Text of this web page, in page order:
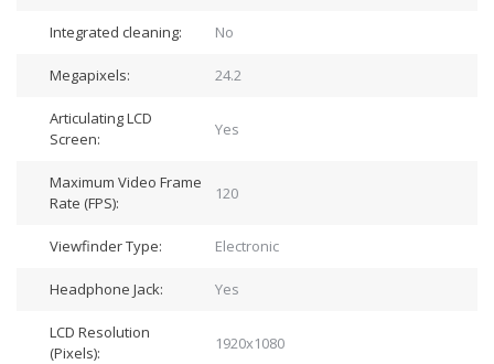
Integrated cleaning: No
Megapixels: 24.2
Articulating LCD
Screen:
Yes
Maximum Video Frame
Rate (FPS):
120
Viewfinder Type: Electronic
Headphone Jack: Yes
LCD Resolution
(Pixels):
1920x1080